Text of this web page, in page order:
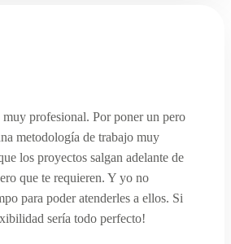
muy profesional. Por poner un pero
metodología de trabajo muy
los proyectos salgan adelante de
que te requieren. Y yo no
para poder atenderles a ellos. Si
sería todo perfecto!